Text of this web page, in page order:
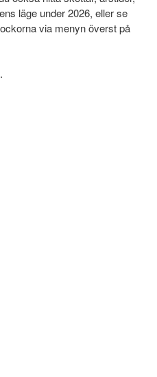
läge under 2026, eller se
via menyn överst på
.